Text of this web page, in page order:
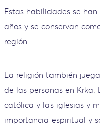
Estas habilidades se
años y se conservan
región.
La religión también
de las personas en
católica y las iglesias y
importancia espiritual y